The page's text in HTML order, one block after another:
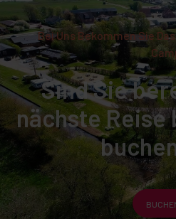
Bei Uns Bekommen Sie Das
Sind Sie
nächste Reise